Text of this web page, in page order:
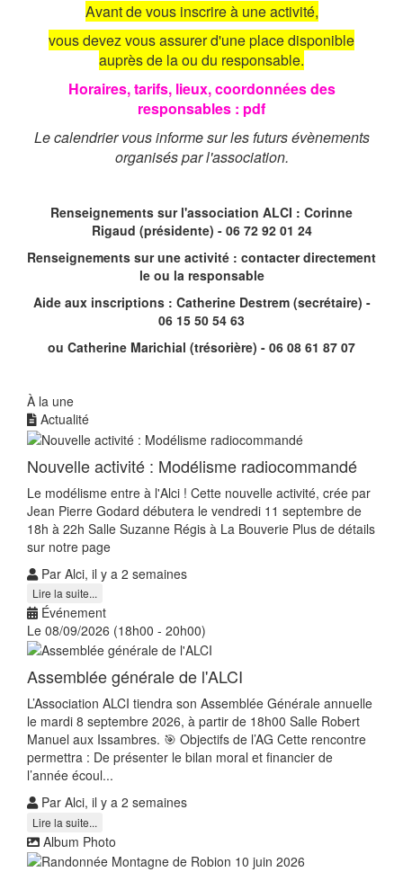
Avant de vous inscrire à une activité,
vous devez vous assurer d'une place disponible
auprès de la ou du responsable.
Horaires, tarifs, lieux, coordonnées des
responsables : pdf
Le calendrier vous informe sur les futurs évènements
organisés par l'association.
Renseignements sur l'association ALCI : Corinne
Rigaud (présidente) - 06 72 92 01 24
Renseignements sur une activité : contacter directement
le ou la responsable
Aide aux inscriptions : Catherine Destrem (secrétaire) -
06 15 50 54 63
ou Catherine Marichial (trésorière) - 06 08 61 87 07
À la une
Actualité
Nouvelle activité : Modélisme radiocommandé
Le modélisme entre à l'Alci ! Cette nouvelle activité, crée par
Jean Pierre Godard débutera le vendredi 11 septembre de
18h à 22h Salle Suzanne Régis à La Bouverie Plus de détails
sur notre page
Par Alci, il y a 2 semaines
Lire la suite...
Événement
Le 08/09/2026 (18h00 - 20h00)
Assemblée générale de l'ALCI
L’Association ALCI tiendra son Assemblée Générale annuelle
le mardi 8 septembre 2026, à partir de 18h00 Salle Robert
Manuel aux Issambres. 🎯 Objectifs de l’AG Cette rencontre
permettra : De présenter le bilan moral et financier de
l’année écoul...
Par Alci, il y a 2 semaines
Lire la suite...
Album Photo